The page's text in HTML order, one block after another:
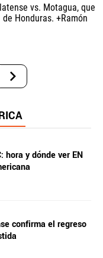
vs. Motagua, que
Honduras. +Ramón
hora y dónde ver EN
confirma el regreso